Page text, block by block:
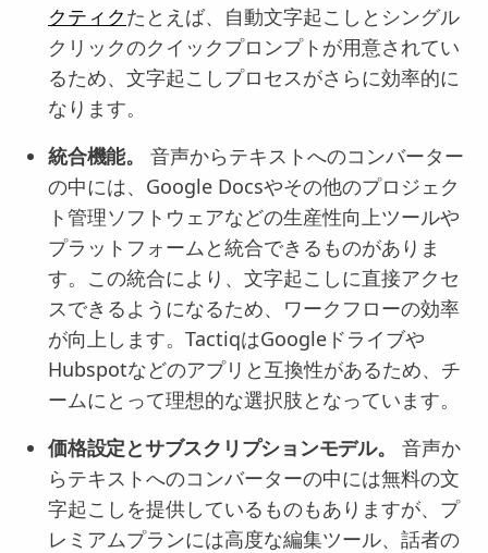
クティクたとえば、自動文字起こしとシングル
クリックのクイックプロンプトが用意されてい
るため、文字起こしプロセスがさらに効率的に
なります。
統合機能。 音声からテキストへのコンバーター
の中には、Google Docsやその他のプロジェク
ト管理ソフトウェアなどの生産性向上ツールや
プラットフォームと統合できるものがありま
す。この統合により、文字起こしに直接アクセ
スできるようになるため、ワークフローの効率
が向上します。TactiqはGoogleドライブや
Hubspotなどのアプリと互換性があるため、チ
ームにとって理想的な選択肢となっています。
価格設定とサブスクリプションモデル。
音声か
らテキストへのコンバーターの中には無料の文
字起こしを提供しているものもありますが、プ
レミアムプランには高度な編集ツール、話者の